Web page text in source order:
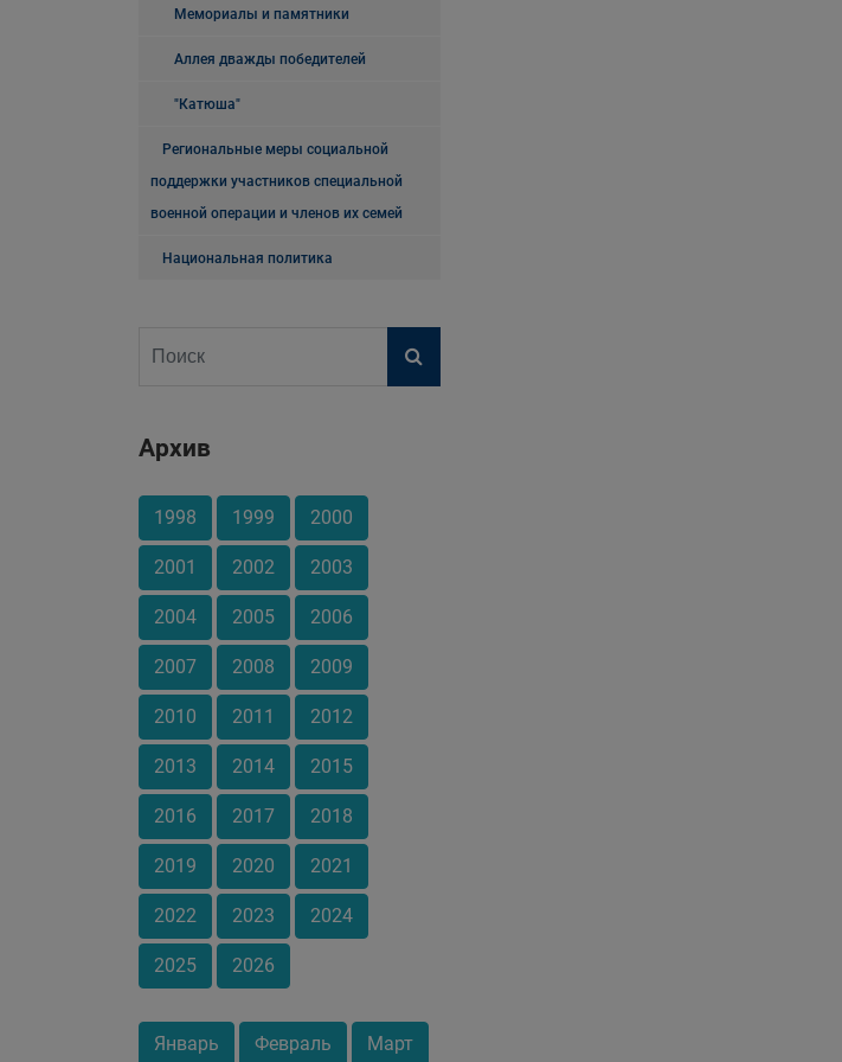
Мемориалы и памятники
Аллея дважды победителей
"Катюша"
Региональные меры социальной
поддержки участников специальной
военной операции и членов их семей
Национальная политика
Архив
1998 1999 2000
2001 2002 2003
2004 2005 2006
2007 2008 2009
2010 2011 2012
2013 2014 2015
2016 2017 2018
2019 2020 2021
2022 2023 2024
2025 2026
Январь Февраль Март